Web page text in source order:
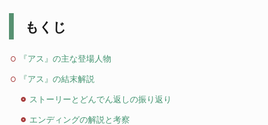
もくじ
『アス』の主な登場人物
『アス』の結末解説
ストーリーとどんでん返しの振り返り
エンディングの解説と考察